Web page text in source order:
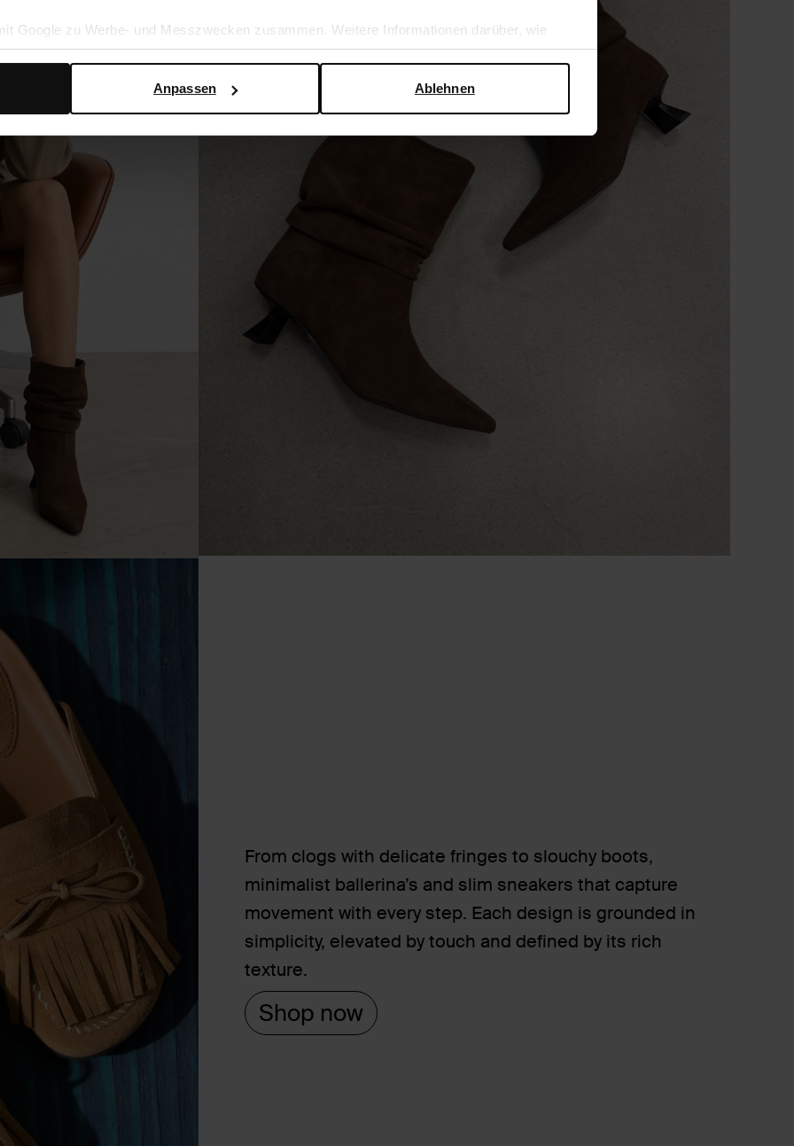
Google zu Werbe- und Messzwecken zusammen. Weitere Informationen darüber, wie
Daten verwendet, finden Sie auf derSeite zur geschäftlichen Sicherheit und zum
Ablehnen
Anpassen
From clogs with delicate fringes to slouchy boots,
minimalist ballerina’s and slim sneakers that capture
movement with every step. Each design is grounded in
simplicity, elevated by touch and defined by its rich
texture.
Shop now